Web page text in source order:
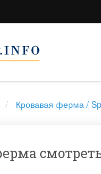
Кровавая ферма /